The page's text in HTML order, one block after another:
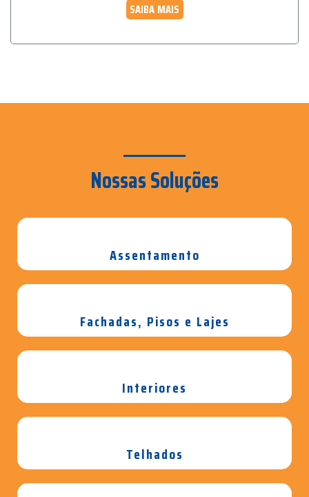
SAIBA MAIS
Nossas Soluções
Assentamento
Fachadas, Pisos e Lajes
Interiores
Telhados